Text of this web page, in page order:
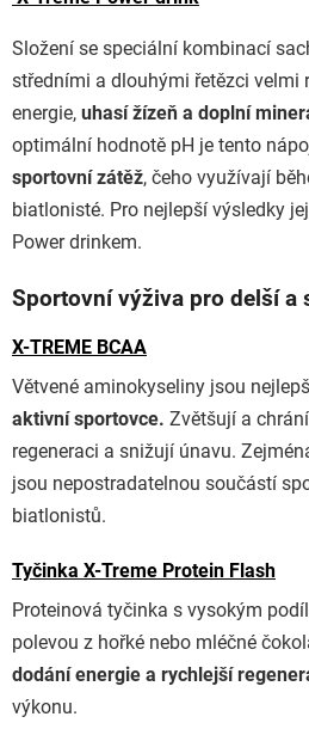
Složení se speciální kombinací
středními a dlouhými řetězci velmi
energie, uhasí žízeň a doplní
optimální hodnotě pH je tento
sportovní zátěž, čeho využívají
biatlonisté. Pro nejlepší výsledky
Power drinkem.
Sportovní výživa pro delší a
X-TREME BCAA
Větvené aminokyseliny jsou
aktivní sportovce. Zvětšují a
regeneraci a snižují únavu.
jsou nepostradatelnou součástí
biatlonistů.
Tyčinka X-Treme Protein Flash
Proteinová tyčinka s vysokým
polevou z hořké nebo mléčné
dodání energie a rychlejší
výkonu.